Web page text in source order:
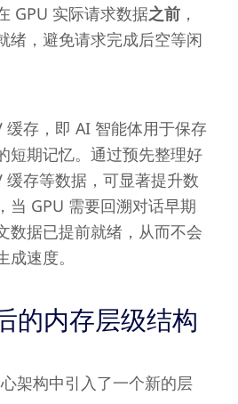
GPU 实际请求数据之前，
绪，避免请求完成后空等闲
缓存，即 AI 智能体用于保存
短期记忆。通过预先整理好
缓存等数据，可显著提升数
当 GPU 需要回溯对话早期
数据已提前就绪，从而不会
速度。
的内存层级结构
架构中引入了一个新的层